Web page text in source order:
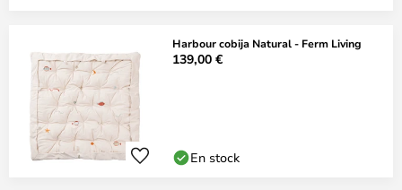
Harbour cobija Natural - Ferm Living
139,00 €
En stock